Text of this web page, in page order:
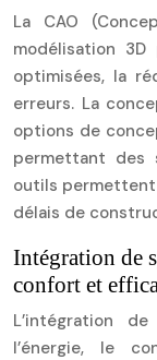
La CAO
modélisation
optimisées, la
erreurs. La
options de
permettant des
outils permettent
délais de
Intégration de
confort et
L’intégration
l’énergie, le